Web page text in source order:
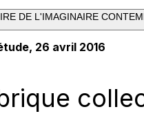
DE L'IMAGINAIRE
26 avril 2016